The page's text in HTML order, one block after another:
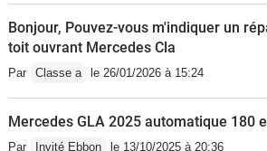
Bonjour, Pouvez-vous m'indiquer un
toit ouvrant Mercedes Cla
Par Classe a le 26/01/2026 à 15:24
Mercedes GLA 2025 automatique 180
Par Invité Ebbon le 13/10/2025 à 20:36